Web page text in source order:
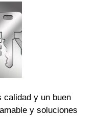
calidad y un buen
y soluciones